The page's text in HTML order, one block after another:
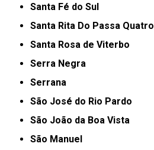
Santa Fé do Sul
Santa Rita Do Passa Quatro
Santa Rosa de Viterbo
Serra Negra
Serrana
São José do Rio Pardo
São João da Boa Vista
São Manuel